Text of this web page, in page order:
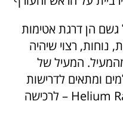
הן דרגת אטימות
נוחות, רצוי שיהיה
המעיל של
ומתאים לדרישות
Helium Rain Jacket – לרכישה